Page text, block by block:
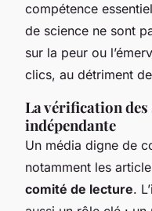
compétence
de science ne sont
sur la peur ou
clics, au détriment
La vérification des
indépendante
Un média digne de
notamment les
comité de lecture.